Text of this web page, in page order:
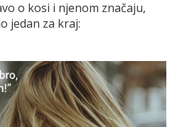
o kosi i njenom značaju,
jedan za kraj: